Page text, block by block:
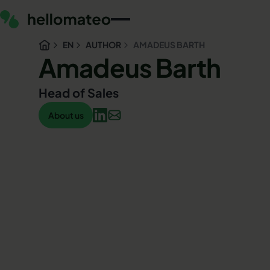
EN AUTHOR AMADEUS BARTH
Amadeus Barth
Head of Sales
About us
About us